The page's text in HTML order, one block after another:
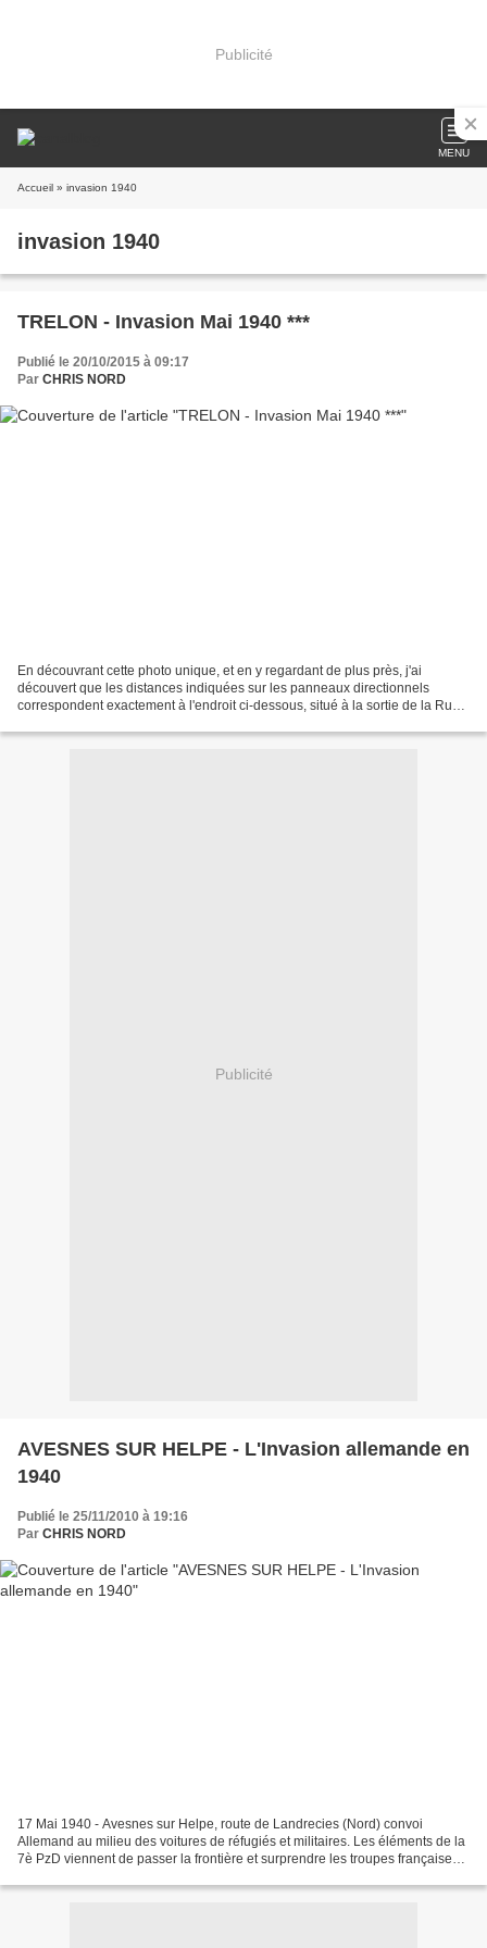
Publicité
MENU
Accueil » invasion 1940
invasion 1940
TRELON - Invasion Mai 1940 ***
Publié le 20/10/2015 à 09:17
Par CHRIS NORD
En découvrant cette photo unique, et en y regardant de plus près, j'ai
découvert que les distances indiquées sur les panneaux directionnels
correspondent exactement à l'endroit ci-dessous, situé à la sortie de la Rue
Publicité
AVESNES SUR HELPE - L'Invasion allemande en
1940
Publié le 25/11/2010 à 19:16
Par CHRIS NORD
17 Mai 1940 - Avesnes sur Helpe, route de Landrecies (Nord) convoi
Allemand au milieu des voitures de réfugiés et militaires. Les éléments de la
7è PzD viennent de passer la frontière et surprendre les troupes françaises